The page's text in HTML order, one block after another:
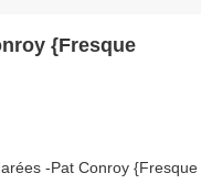
{Fresque